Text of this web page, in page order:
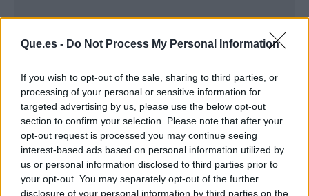
Que.es - Do Not Process My Personal Information
If you wish to opt-out of the sale, sharing to third parties, or
processing of your personal or sensitive information for
targeted advertising by us, please use the below opt-out
section to confirm your selection. Please note that after your
opt-out request is processed you may continue seeing
interest-based ads based on personal information utilized by
us or personal information disclosed to third parties prior to
your opt-out. You may separately opt-out of the further
disclosure of your personal information by third parties on the
Publicidad